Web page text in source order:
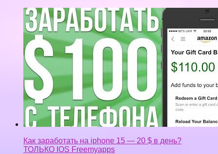
Как заработать на iphone 15 — 20 $ в день?
ТОЛЬКО IOS Freemyapps